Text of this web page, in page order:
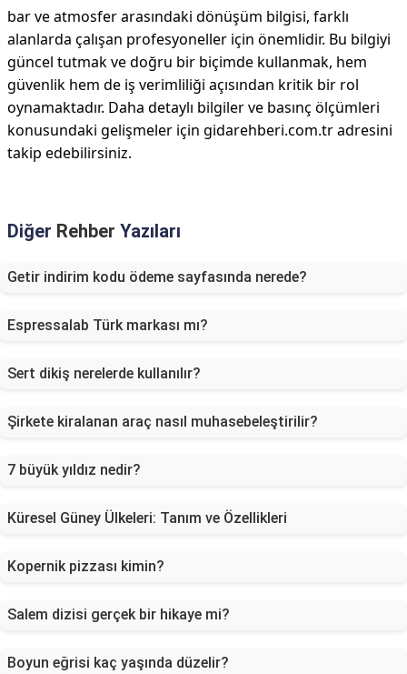
bar ve atmosfer arasındaki dönüşüm bilgisi, farklı
alanlarda çalışan profesyoneller için önemlidir. Bu bilgiyi
güncel tutmak ve doğru bir biçimde kullanmak, hem
güvenlik hem de iş verimliliği açısından kritik bir rol
oynamaktadır. Daha detaylı bilgiler ve basınç ölçümleri
konusundaki gelişmeler için gidarehberi.com.tr adresini
takip edebilirsiniz.
Diğer Rehber Yazıları
Getir indirim kodu ödeme sayfasında nerede?
Espressalab Türk markası mı?
Sert dikiş nerelerde kullanılır?
Şirkete kiralanan araç nasıl muhasebeleştirilir?
7 büyük yıldız nedir?
Küresel Güney Ülkeleri: Tanım ve Özellikleri
Kopernik pizzası kimin?
Salem dizisi gerçek bir hikaye mi?
Boyun eğrisi kaç yaşında düzelir?